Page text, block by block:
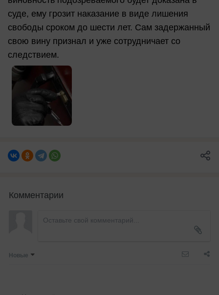
суде, ему грозит наказание в виде лишения
свободы сроком до шести лет. Сам задержанный
свою вину признал и уже сотрудничает со
следствием.
Комментарии
Новые